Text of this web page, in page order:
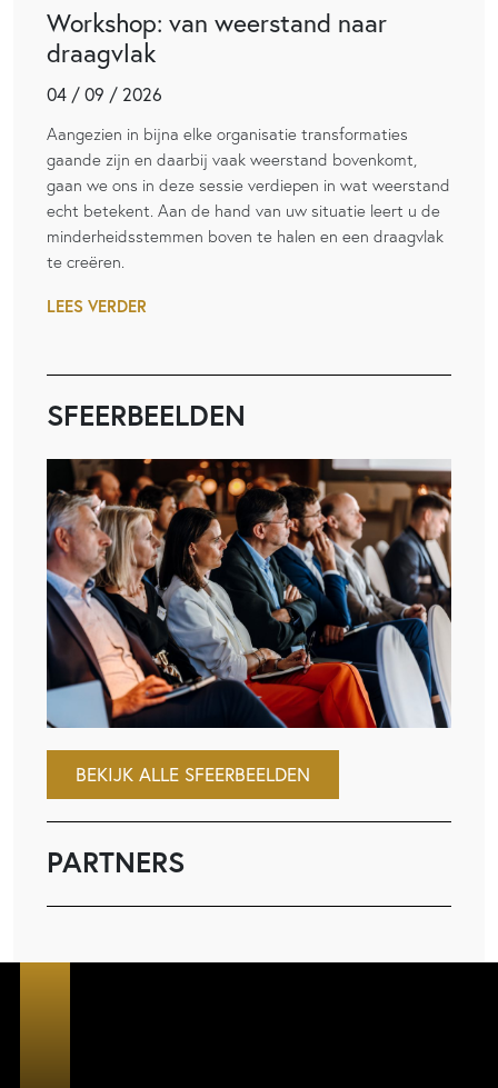
Workshop: van weerstand naar
draagvlak
04 / 09 / 2026
Aangezien in bijna elke organisatie transformaties
gaande zijn en daarbij vaak weerstand bovenkomt,
gaan we ons in deze sessie verdiepen in wat weerstand
echt betekent. Aan de hand van uw situatie leert u de
minderheidsstemmen boven te halen en een draagvlak
te creëren.
LEES VERDER
SFEERBEELDEN
BEKIJK ALLE SFEERBEELDEN
PARTNERS